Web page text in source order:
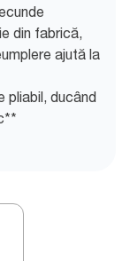
din fabrică,
ajută la
pliabil, ducând